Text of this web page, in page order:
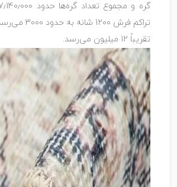
تراکم فرش
تقریباً 12 میلیون می‌رسد.